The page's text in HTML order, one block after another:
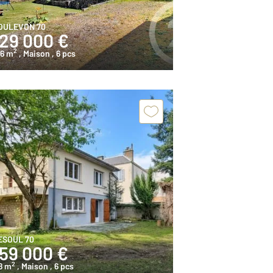
70
000 €
m2 , Maison, 6 pcs
70
000 €
m2 , Maison, 6 pcs